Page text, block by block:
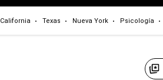
California Texas Nueva York Psicología